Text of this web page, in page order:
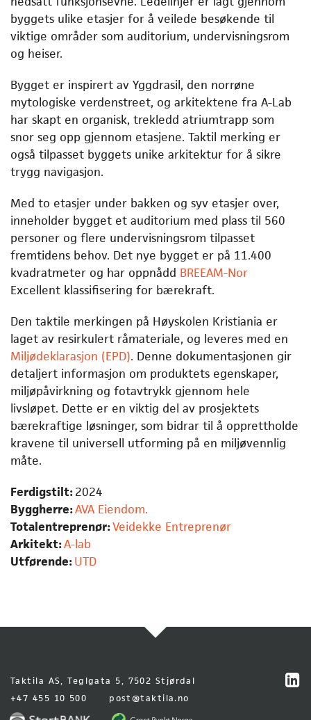
byggets ulike etasjer for å veilede besøkende til
viktige områder som auditorium, undervisningsrom
og heiser.
Bygget er inspirert av Yggdrasil, den norrøne
mytologiske verdenstreet, og arkitektene fra A-Lab
har skapt en organisk, trekledd atriumtrapp som
snor seg opp gjennom etasjene. Taktil merking er
også tilpasset byggets unike arkitektur for å sikre
trygg navigasjon.
Med to etasjer under bakken og syv etasjer over,
inneholder bygget et auditorium med plass til 560
personer og flere undervisningsrom tilpasset
fremtidens behov. Det nye bygget er på 11.400
kvadratmeter og har oppnådd BREEAM-Nor
Excellent klassifisering for bærekraft.
Den taktile merkingen på Høyskolen Kristiania er
laget av resirkulert råmateriale, og leveres med en
Miljødeklarasjon (EPD). Denne dokumentasjonen gir
detaljert informasjon om produktets egenskaper,
miljøpåvirkning og fotavtrykk gjennom hele
livsløpet. Dette er en viktig del av prosjektets
bærekraftige løsninger, som bidrar til å opprettholde
kravene til universell utforming på en miljøvennlig
måte.
Ferdigstilt:2024
Byggherre:AVA Eiendom.
Totalentreprenør:Veidekke Entreprenør
Arkitekt:A-lab
Utførende:UTD
Taktila AS, Teglgata 5, 7502 Stjørdal
+47 455 10 500
post@taktila.no